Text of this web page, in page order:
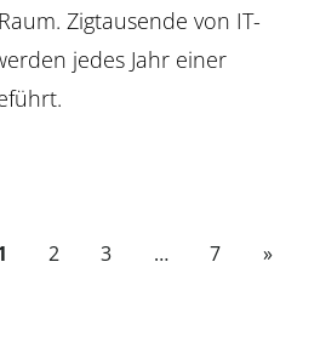
Zigtausende von IT-
jedes Jahr einer
2 3 … 7 »